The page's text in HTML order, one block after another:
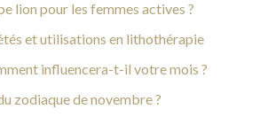
lion pour les femmes actives ?
et utilisations en lithothérapie
influencera-t-il votre mois ?
zodiaque de novembre ?